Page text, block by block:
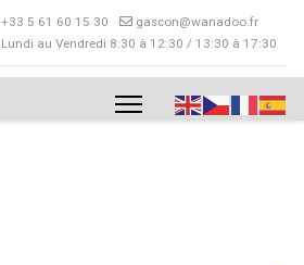
+33 5 61 60 15 30
gascon@wanadoo.fr
Lundi au Vendredi 8:30 à 12:30 / 13:30 à 17:30